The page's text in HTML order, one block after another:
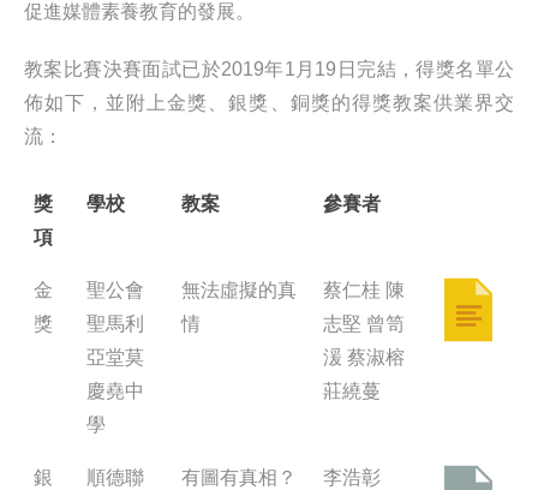
促進媒體素養教育的發展。
教案比賽決賽面試已於2019年1月19日完結，得獎名單公
佈如下，並附上金獎、銀獎、銅獎的得獎教案供業界交
流：
獎
項
學校 教案 參賽者
金
獎
聖公會
聖馬利
亞堂莫
慶堯中
學
無法虛擬的真
情
蔡仁桂 陳
志堅 曾笥
湲 蔡淑榕
莊繞蔓
銀
順德聯
有圖有真相？
李浩彰